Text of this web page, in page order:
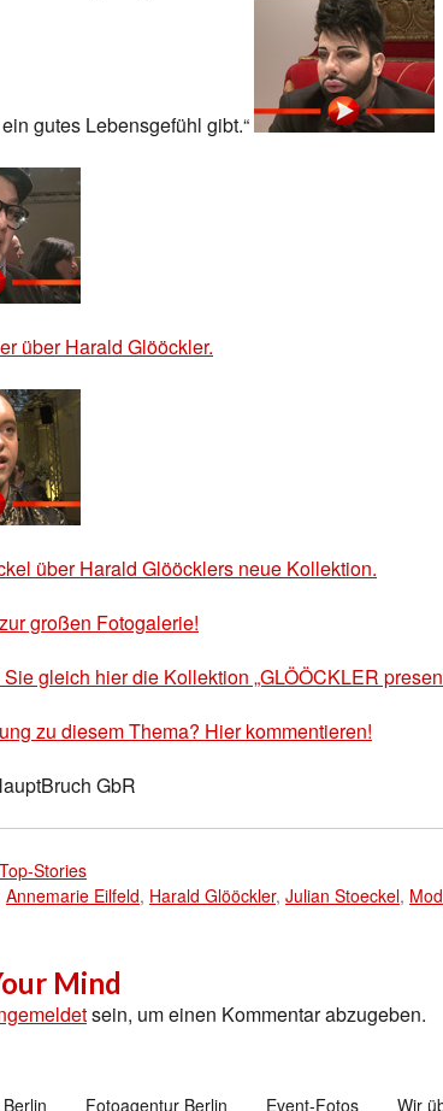
gutes Lebensgefühl gibt.“
über Harald Glööckler.
über Harald Glööcklers neue Kollektion.
großen Fotogalerie!
gleich hier die Kollektion „GLÖÖCKLER
zu diesem Thema? Hier kommentieren!
GbR
Top-Stories
Annemarie Eilfeld, Harald Glööckler, Julian Stoeckel,
Mind
sein, um einen Kommentar abzugeben.
Fotoagentur Berlin Event-Fotos Wir